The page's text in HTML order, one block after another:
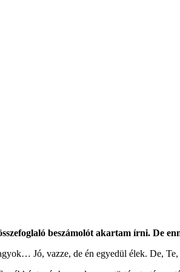
beszámolót akartam írni. De
Jó, vazze, de én egyedül élek. De,